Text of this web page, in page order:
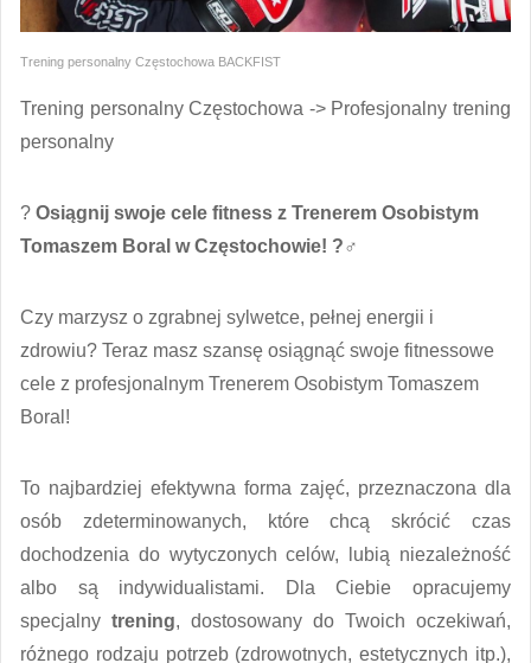
Trening personalny Częstochowa BACKFIST
Trening personalny Częstochowa -> Profesjonalny trening
personalny
? Osiągnij swoje cele fitness z Trenerem Osobistym
Tomaszem Boral w Częstochowie! ?️‍♂️
Czy marzysz o zgrabnej sylwetce, pełnej energii i
zdrowiu? Teraz masz szansę osiągnąć swoje fitnessowe
cele z profesjonalnym Trenerem Osobistym Tomaszem
Boral!
To najbardziej efektywna forma zajęć, przeznaczona dla
osób zdeterminowanych, które chcą skrócić czas
dochodzenia do wytyczonych celów, lubią niezależność
albo są indywidualistami. Dla Ciebie opracujemy
specjalny trening, dostosowany do Twoich oczekiwań,
różnego rodzaju potrzeb (zdrowotnych, estetycznych itp.),